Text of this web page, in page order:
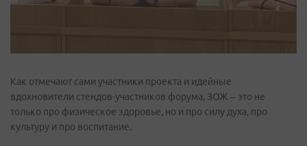
Как отмечают сами участники проекта и идейные
вдохновители стендов-участников форума, ЗОЖ – это не
только про физическое здоровье, но и про силу духа, про
культуру и про воспитание.